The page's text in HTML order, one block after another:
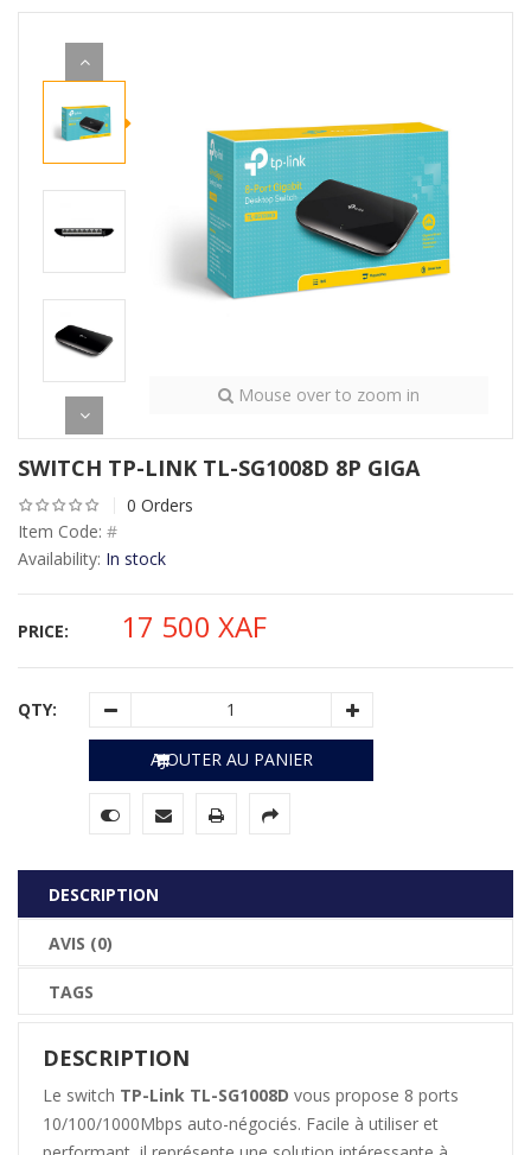
Mouse over to zoom in
SWITCH TP-LINK TL-SG1008D 8P GIGA
0 Orders
Item Code: #
Availability: In stock
PRICE: 17 500 XAF
QTY:
AJOUTER AU PANIER
DESCRIPTION
AVIS (0)
TAGS
DESCRIPTION
Le switch TP-Link TL-SG1008D vous propose 8 ports
10/100/1000Mbps auto-négociés. Facile à utiliser et